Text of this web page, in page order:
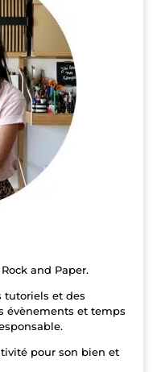
and Paper.
tutoriels et des
évènements et temps
pour son bien et